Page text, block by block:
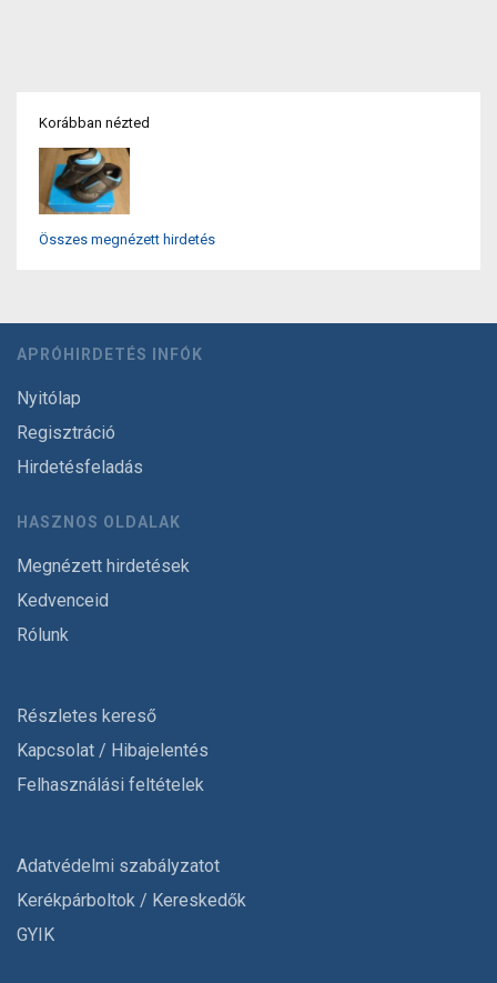
Korábban nézted
Összes megnézett hirdetés
APRÓHIRDETÉS INFÓK
Nyitólap
Regisztráció
Hirdetésfeladás
HASZNOS OLDALAK
Megnézett hirdetések
Kedvenceid
Rólunk
Részletes kereső
Kapcsolat / Hibajelentés
Felhasználási feltételek
Adatvédelmi szabályzatot
Kerékpárboltok / Kereskedők
GYIK